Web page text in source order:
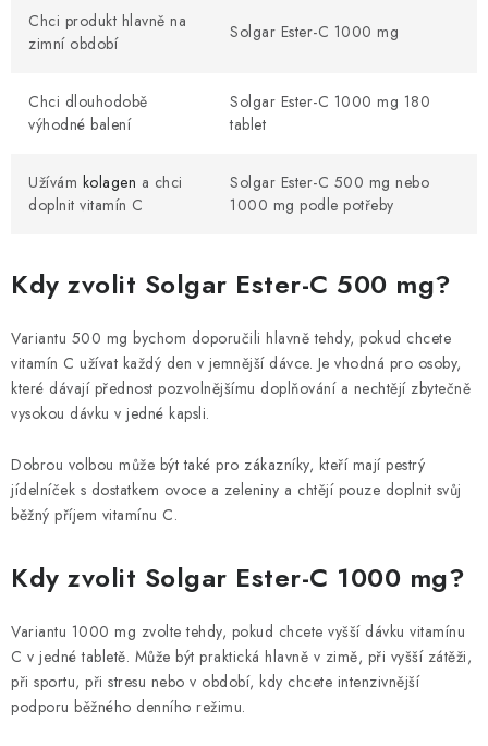
Chci produkt hlavně na
zimní období
Solgar Ester-C 1000 mg
Chci dlouhodobě
výhodné balení
Solgar Ester-C 1000 mg 180
tablet
Užívám kolagen a chci
doplnit vitamín C
Solgar Ester-C 500 mg nebo
1000 mg podle potřeby
Kdy zvolit Solgar Ester-C 500 mg?
Variantu 500 mg bychom doporučili hlavně tehdy, pokud chcete
vitamín C užívat každý den v jemnější dávce. Je vhodná pro osoby,
které dávají přednost pozvolnějšímu doplňování a nechtějí zbytečně
vysokou dávku v jedné kapsli.
Dobrou volbou může být také pro zákazníky, kteří mají pestrý
jídelníček s dostatkem ovoce a zeleniny a chtějí pouze doplnit svůj
běžný příjem vitamínu C.
Kdy zvolit Solgar Ester-C 1000 mg?
Variantu 1000 mg zvolte tehdy, pokud chcete vyšší dávku vitamínu
C v jedné tabletě. Může být praktická hlavně v zimě, při vyšší zátěži,
při sportu, při stresu nebo v období, kdy chcete intenzivnější
podporu běžného denního režimu.